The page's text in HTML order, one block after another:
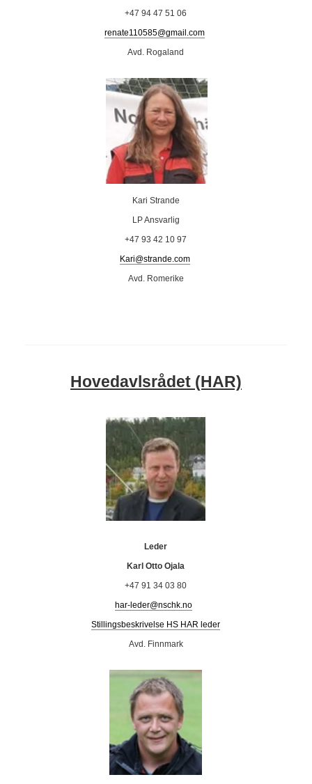
+47 94 47 51 06
renate110585@gmail.com
Avd. Rogaland
Kari Strande
LP Ansvarlig
+47 93 42 10 97
Kari@strande.com
Avd. Romerike
Hovedavlsrådet (HAR)
Leder
Karl Otto Ojala
+47 91 34 03 80
har-leder@nschk.no
Stillingsbeskrivelse HS HAR leder
Avd. Finnmark